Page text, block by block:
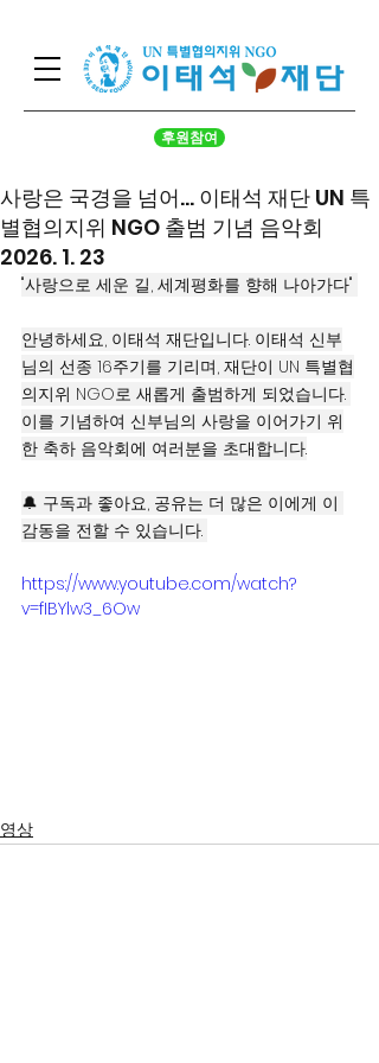
후원참여
사랑은 국경을 넘어... 이태석 재단 UN 특
별협의지위 NGO 출범 기념 음악회
2026. 1. 23
"사랑으로 세운 길, 세계평화를 향해 나아가다"
안녕하세요, 이태석 재단입니다. 이태석 신부
님의 선종 16주기를 기리며, 재단이 UN 특별협
의지위 NGO로 새롭게 출범하게 되었습니다.
이를 기념하여 신부님의 사랑을 이어가기 위
한 축하 음악회에 여러분을 초대합니다.
🔔 구독과 좋아요, 공유는 더 많은 이에게 이
감동을 전할 수 있습니다.
https://www.youtube.com/watch?
v=fIBYlw3_6Ow
영상